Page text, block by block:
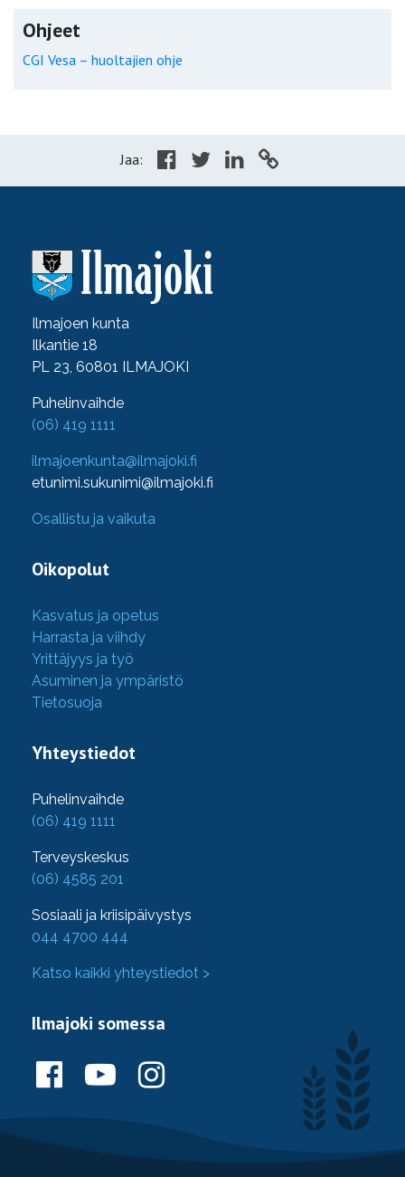
Ohjeet
CGI Vesa – huoltajien ohje
Jaa:
Ilmajoen kunta
Ilkantie 18
PL 23, 60801 ILMAJOKI
Puhelinvaihde
(06) 419 1111
ilmajoenkunta@ilmajoki.fi
etunimi.sukunimi@ilmajoki.fi
Osallistu ja vaikuta
Oikopolut
Kasvatus ja opetus
Harrasta ja viihdy
Yrittäjyys ja työ
Asuminen ja ympäristö
Tietosuoja
Yhteystiedot
Puhelinvaihde
(06) 419 1111
Terveyskeskus
(06) 4585 201
Sosiaali ja kriisipäivystys
044 4700 444
Katso kaikki yhteystiedot >
Ilmajoki somessa